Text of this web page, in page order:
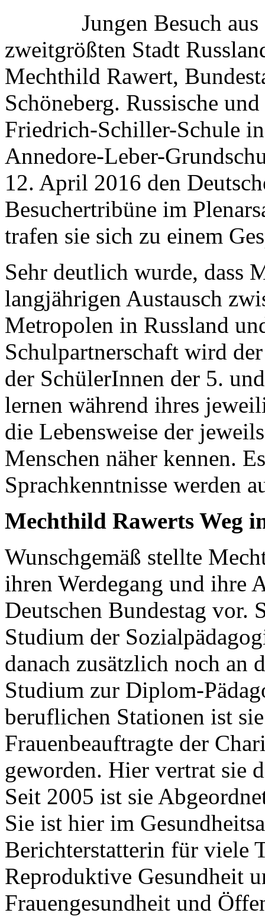
Jungen Besuch
zweitgrößten Stadt
Mechthild Rawert,
Schöneberg. Russische
Friedrich-Schiller-Schule
Annedore-Leber-
12. April 2016 den
Besuchertribüne im
trafen sie sich zu einem
Sehr deutlich wurde, dass
langjährigen Austausch
Metropolen in Russland
Schulpartnerschaft wird
der SchülerInnen der 5.
lernen während ihres
die Lebensweise der
Menschen näher kennen.
Sprachkenntnisse werden
Mechthild Rawerts Weg
Wunschgemäß stellte
ihren Werdegang und ihre
Deutschen Bundestag vor.
Studium der
danach zusätzlich noch an
Studium zur Diplom-
beruflichen Stationen ist
Frauenbeauftragte der
geworden. Hier vertrat sie
Seit 2005 ist sie
Sie ist hier im
Berichterstatterin für viele
Reproduktive Gesundheit
Frauengesundheit und